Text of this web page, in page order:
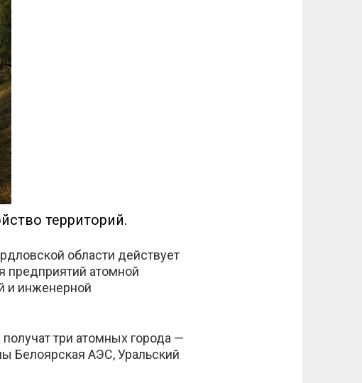
территорий.
области действует
предприятий атомной
и инженерной
три атомных города —
Белоярская АЭС, Уральский